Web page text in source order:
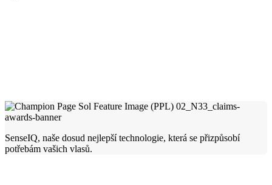
SenseIQ, naše dosud nejlepší technologie, která se přizpůsobí
potřebám vašich vlasů.